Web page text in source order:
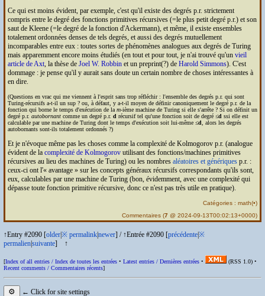
Ce qui est moins évident, par exemple, c'est qu'il existe des degrés p.r. strictement
compris entre le degré des fonctions primitives récursives (=le plus petit degré p.r.) et son
saut de Kleene (=le degré de la fonction d'Ackermann), et même, il existe ensembles
totalement ordonnées denses de tels degrés, et aussi des degrés mutuellement
incomparables entre eux : toutes sortes de phénomènes analogues aux degrés de Turing
mais apparemment encore moins étudiés (en tout et pour tout, je n'ai trouvé qu'un vieil
article de Axt, la thèse de Joel W. Robbinet un preprint(?) de Harold Simmons). C'est
dommage : je pense qu'il y aurait sans doute un certain nombre de choses intéressantes à
en dire.
(Questions en vrac qui me viennent à l'esprit sans trop réfléchir : l'ensemble des degrés p.r. qui sont
Turing-récursifs a-t-il un sup ? ou, à défaut, y a-t-il moyen de définir canoniquement le degré p.r. de la
fonction qui borne le temps d'exécution de la m-ième machine de Turing si elle s'arrête ? Si on définit un
degré p.r. autobornantcomme un degré p.r. d récursif tel qu'une fonction soit de degré ≤d ssi elle est
calculable par une machine de Turing dont le temps d'exécution soit lui-même ≤d , alors les degrés
autobornants sont-ils totalement ordonnés ?)
Et je n'évoque même pas les choses comme la complexité de Kolmogorov p.r. (analogue
évident de la complexité de Kolmogorovutilisant des fonctions/machines primitives
récursives au lieu des machines de Turing) ou les nombres aléatoires et génériquesp.r. :
ceux-ci ont l'« avantage » sur les concepts généraux récursifs correspondants qu'ils sont,
eux, calculables par une machine de Turing (bon, évidemment, avec une complexité qui
dépasse toute fonction primitive récursive, donc ce n'est pas très utile en pratique).
Catégories :math(•)
Commentaires (7 @ 2024-09-13T00:02:13+0000)
↑Entry #2090 [older※ permalinknewer] / ↑Entrée #2090 [précédente※
permaliensuivante] ↑
[Index of all entries / Index de toutes les entrées • Latest entries / Dernières entrées • (RSS 1.0) •
Recent comments / Commentaires récents]
⚙ ← Click for site settings